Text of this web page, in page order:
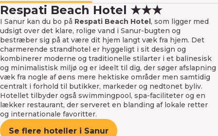
Respati Beach Hotel ★★★
I Sanur kan du bo på Respati Beach Hotel, som ligger med
udsigt over det klare, rolige vand i Sanur-bugten og
bestræber sig på at være dit hjem langt væk fra hjem. Det
charmerende strandhotel er hyggeligt i sit design og
kombinerer moderne og traditionelle stilarter i et balinesisk
og minimalistisk miljø og er ideelt til dig, der søger afslapning
væk fra nogle af øens mere hektiske områder men samtidig
centralt i forhold til butikker, markeder og nedtonet byliv.
Hotellet tilbyder også swimmingpool, spa-faciliteter og en
lækker restaurant, der serveret en blanding af lokale retter
og internationale favoritter.
Se flere hoteller i Sanur